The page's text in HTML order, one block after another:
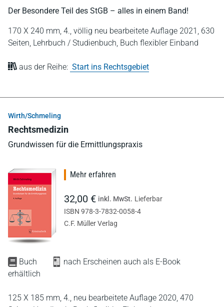
Der Besondere Teil des StGB – alles in einem Band!
170 X 240 mm, 4., völlig neu bearbeitete Auflage 2021, 630
Seiten, Lehrbuch / Studienbuch, Buch flexibler Einband
aus der Reihe: Start ins Rechtsgebiet
Wirth/Schmeling
Rechtsmedizin
Grundwissen für die Ermittlungspraxis
Buch
nach Erscheinen auch als E-Book
erhältlich
125 X 185 mm, 4., neu bearbeitete Auflage 2020, 470
Mehr erfahren
32,00 € inkl. MwSt. Lieferbar
ISBN 978-3-7832-0058-4
C.F. Müller Verlag